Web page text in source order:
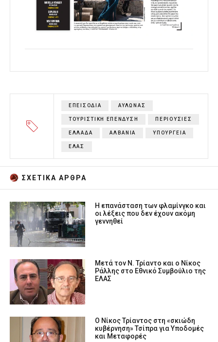
ΕΠΕΙΣΟΔΙΑ ΑΥΛΩΝΑΣ
ΤΟΥΡΙΣΤΙΚΗ ΕΠΕΝΔΥΣΗ ΠΕΡΙΟΥΣΙΕΣ
ΕΛΛΑΔΑ ΑΛΒΑΝΙΑ ΥΠΟΥΡΓΕΙΑ
ΕΛΑΣ
ΣΧΕΤΙΚA AΡΘΡΑ
Η επανάσταση των φλαμίνγκο και
οι λέξεις που δεν έχουν ακόμη
γεννηθεί
Μετά τον Ν. Τρίαντο και ο Νίκος
Ράλλης στο Εθνικό Συμβούλιο της
ΕΛΑΣ
Ο Νίκος Τρίαντος στη «σκιώδη
κυβέρνηση» Τσίπρα για Υποδομές
και Μεταφορές